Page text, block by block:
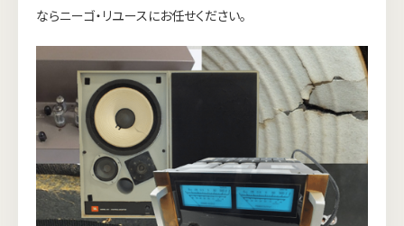
ならニーゴ・リユースにお任せください。